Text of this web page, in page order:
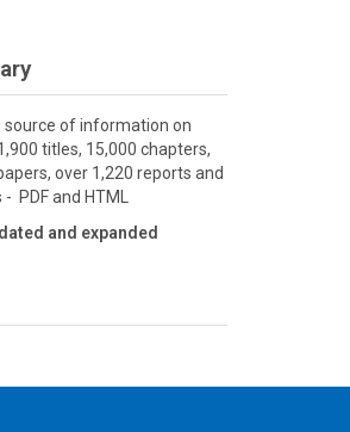
source of information on
titles, 15,000 chapters,
over 1,220 reports and
PDF and HTML
and expanded